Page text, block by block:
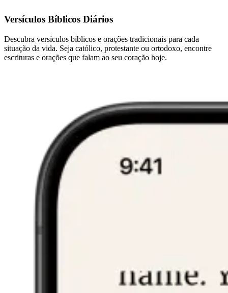
Versículos Bíblicos Diários
Descubra versículos bíblicos e orações tradicionais para cada
situação da vida. Seja católico, protestante ou ortodoxo, encontre
escrituras e orações que falam ao seu coração hoje.